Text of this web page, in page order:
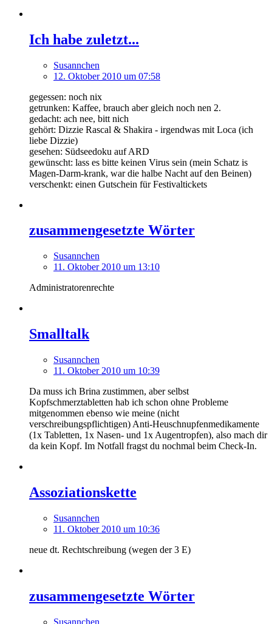
Ich habe zuletzt...
Susannchen
12. Oktober 2010 um 07:58
gegessen: noch nix
getrunken: Kaffee, brauch aber gleich noch nen 2.
gedacht: ach nee, bitt nich
gehört: Dizzie Rascal & Shakira - irgendwas mit Loca (ich
liebe Dizzie)
gesehen: Südseedoku auf ARD
gewünscht: lass es bitte keinen Virus sein (mein Schatz is
Magen-Darm-krank, war die halbe Nacht auf den Beinen)
verschenkt: einen Gutschein für Festivaltickets
zusammengesetzte Wörter
Susannchen
11. Oktober 2010 um 13:10
Administratorenrechte
Smalltalk
Susannchen
11. Oktober 2010 um 10:39
Da muss ich Brina zustimmen, aber selbst
Kopfschmerztabletten hab ich schon ohne Probleme
mitgenommen ebenso wie meine (nicht
verschreibungspflichtigen) Anti-Heuschnupfenmedikamente
(1x Tabletten, 1x Nasen- und 1x Augentropfen), also mach dir
da kein Kopf. Im Notfall fragst du nochmal beim Check-In.
Assoziationskette
Susannchen
11. Oktober 2010 um 10:36
neue dt. Rechtschreibung (wegen der 3 E)
zusammengesetzte Wörter
Susannchen